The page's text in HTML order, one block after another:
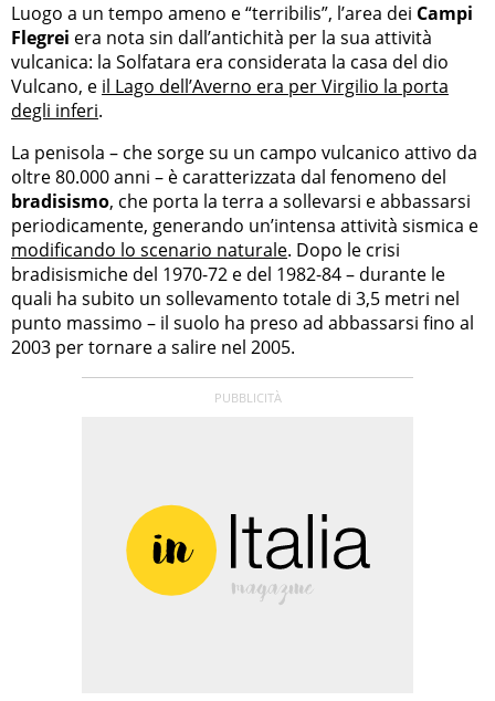
Luogo a un tempo ameno e “terribilis”, l’area dei Campi
Flegrei era nota sin dall’antichità per la sua attività
vulcanica: la Solfatara era considerata la casa del dio
Vulcano, e il Lago dell’Averno era per Virgilio la porta
degli inferi.
La penisola – che sorge su un campo vulcanico attivo da
oltre 80.000 anni – è caratterizzata dal fenomeno del
bradisismo, che porta la terra a sollevarsi e abbassarsi
periodicamente, generando un’intensa attività sismica e
modificando lo scenario naturale. Dopo le crisi
bradisismiche del 1970-72 e del 1982-84 – durante le
quali ha subito un sollevamento totale di 3,5 metri nel
punto massimo – il suolo ha preso ad abbassarsi fino al
2003 per tornare a salire nel 2005.